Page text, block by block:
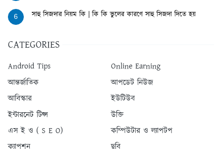
6 সাহু সিজদার নিয়ম কি | কি কি ভুলের কারণে সাহু সিজদা দিতে হয়
CATEGORIES
Android Tips
Online Earning
আন্তর্জাতিক
আপডেট নিউজ
আবিস্কার
ইউটিউব
ইন্টারনেট টিপ্স
উক্তি
এস ই ও ( S E O)
কম্পিউটার ও ল্যাপটপ